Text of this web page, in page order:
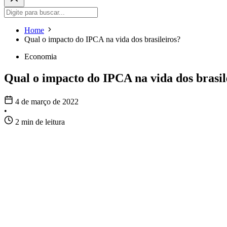
Home
Qual o impacto do IPCA na vida dos brasileiros?
Economia
Qual o impacto do IPCA na vida dos
4 de março de 2022
•
2 min de leitura